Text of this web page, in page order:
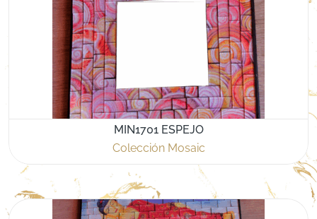
MIN1701 ESPEJO
Colección Mosaic